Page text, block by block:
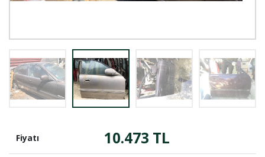
Fiyatı 10.473 TL